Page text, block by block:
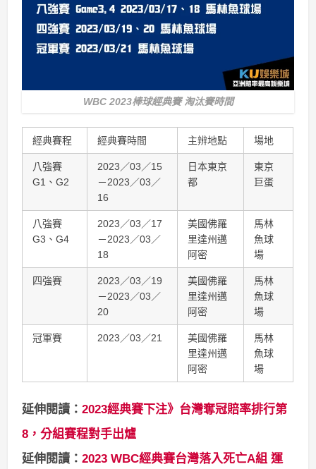
WBC 2023棒球經典賽 淘汰賽時間
經典賽程 經典賽時間 主辨地點 場地
八強賽
G1、G2
2023／03／15
－2023／03／
16
日本東京
都
東京
巨蛋
八強賽
G3、G4
2023／03／17
－2023／03／
18
美國佛羅
里達州邁
阿密
馬林
魚球
場
四強賽
2023／03／19
－2023／03／
20
美國佛羅
里達州邁
阿密
馬林
魚球
場
冠軍賽 2023／03／21
美國佛羅
里達州邁
阿密
馬林
魚球
場
延伸閱讀：2023經典賽下注》台灣奪冠賠率排行第
8，分組賽程對手出爐
延伸閱讀：2023 WBC經典賽台灣落入死亡A組 運